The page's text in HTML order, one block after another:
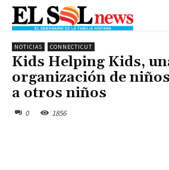
NOTICIAS CONNECTICUT
Kids Helping Kids,
organización de
a otros niños
0 1856